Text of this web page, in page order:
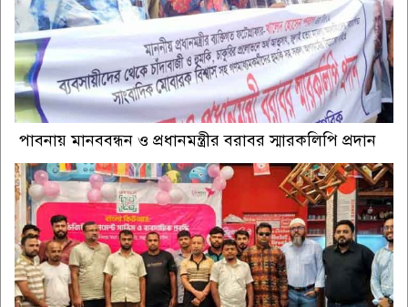
পাবনায় মানববন্ধন ও প্রধানমন্ত্রীর বরাবর স্মারকলিপি প্রদান